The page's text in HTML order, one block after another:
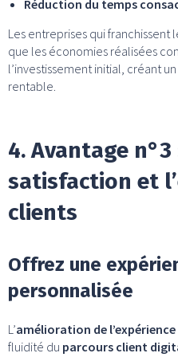
Réduction du temps
Les entreprises qui
que les économies réalisées
l’investissement initial, créant
rentable.
4. Avantage
satisfaction et
clients
Offrez une
personnalisée
L’amélioration de
fluidité du parcours client